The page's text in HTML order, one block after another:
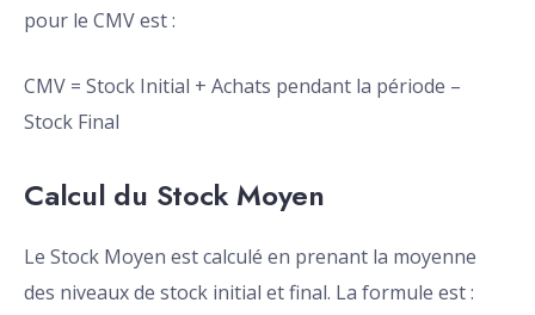
pour le CMV est :
CMV = Stock Initial + Achats pendant la période –
Stock Final
Calcul du Stock Moyen
Le Stock Moyen est calculé en prenant la moyenne
des niveaux de stock initial et final. La formule est :